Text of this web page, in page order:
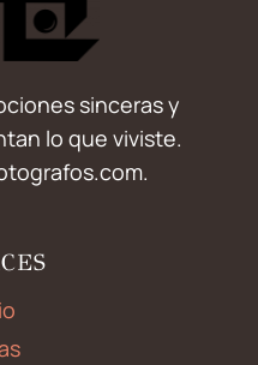
sinceras y
lo que viviste.